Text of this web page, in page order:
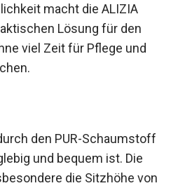
macht die ALIZIA
Lösung für den
viel Zeit für Pflege und
den PUR-Schaumstoff
und bequem ist. Die
die Sitzhöhe von